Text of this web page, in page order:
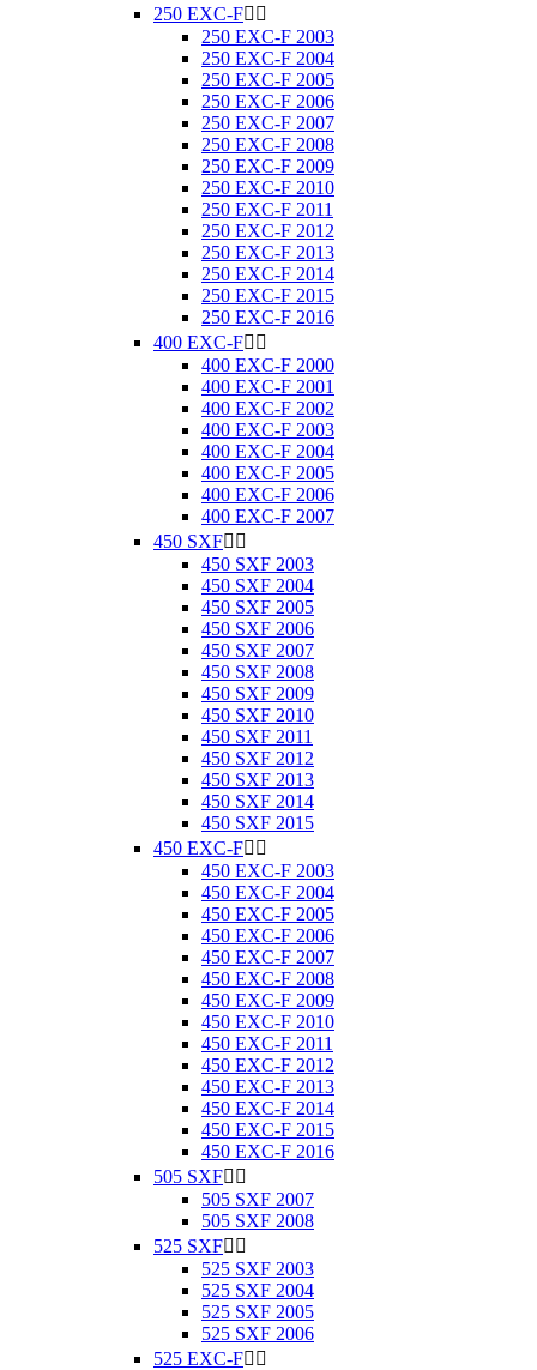
250 EXC-F 
250 EXC-F 2003
250 EXC-F 2004
250 EXC-F 2005
250 EXC-F 2006
250 EXC-F 2007
250 EXC-F 2008
250 EXC-F 2009
250 EXC-F 2010
250 EXC-F 2011
250 EXC-F 2012
250 EXC-F 2013
250 EXC-F 2014
250 EXC-F 2015
250 EXC-F 2016
400 EXC-F 
400 EXC-F 2000
400 EXC-F 2001
400 EXC-F 2002
400 EXC-F 2003
400 EXC-F 2004
400 EXC-F 2005
400 EXC-F 2006
400 EXC-F 2007
450 SXF 
450 SXF 2003
450 SXF 2004
450 SXF 2005
450 SXF 2006
450 SXF 2007
450 SXF 2008
450 SXF 2009
450 SXF 2010
450 SXF 2011
450 SXF 2012
450 SXF 2013
450 SXF 2014
450 SXF 2015
450 EXC-F 
450 EXC-F 2003
450 EXC-F 2004
450 EXC-F 2005
450 EXC-F 2006
450 EXC-F 2007
450 EXC-F 2008
450 EXC-F 2009
450 EXC-F 2010
450 EXC-F 2011
450 EXC-F 2012
450 EXC-F 2013
450 EXC-F 2014
450 EXC-F 2015
450 EXC-F 2016
505 SXF 
505 SXF 2007
505 SXF 2008
525 SXF 
525 SXF 2003
525 SXF 2004
525 SXF 2005
525 SXF 2006
525 EXC-F 